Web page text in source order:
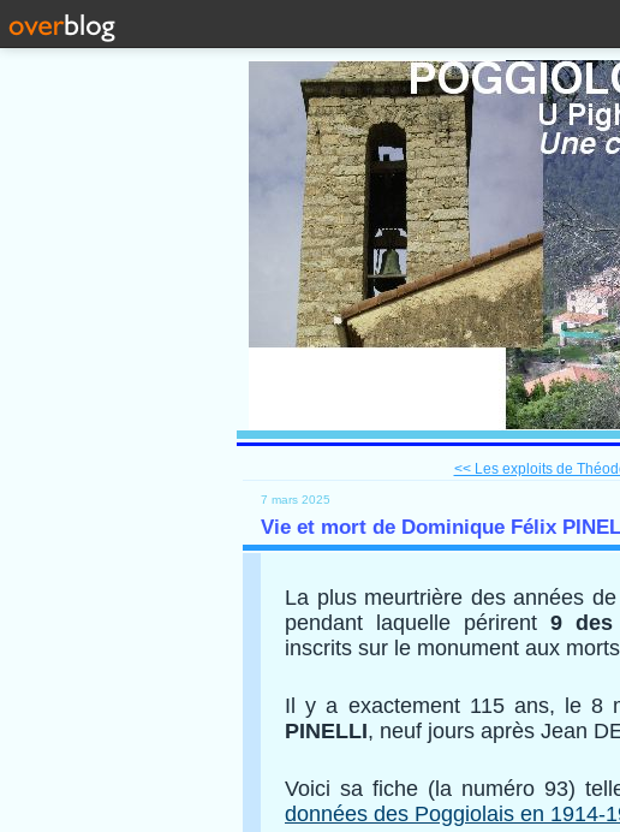
<< Les exploits de
7 mars 2025
Vie et mort de Dominique Félix
La plus meurtrière des années
pendant laquelle périrent 9 des
inscrits sur le monument aux
Il y a exactement 115 ans, le 8
PINELLI, neuf jours après Jean
Voici sa fiche (la numéro 93)
données des Poggiolais en 1914-